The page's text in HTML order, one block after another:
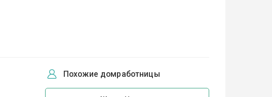
Похожие домработницы